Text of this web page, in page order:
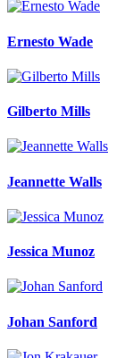
Ernesto Wade
Gilberto Mills
Jeannette Walls
Jessica Munoz
Johan Sanford